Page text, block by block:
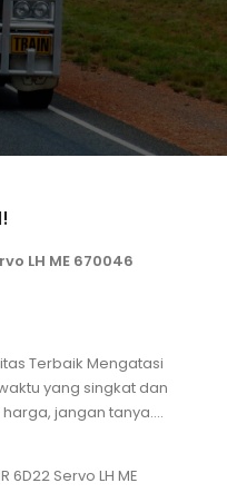
LH ME 670046
Terbaik Mengatasi
yang singkat dan
jangan tanya....
6D22 Servo LH ME